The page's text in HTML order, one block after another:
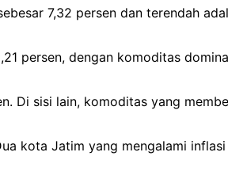
7,32 persen dan terendah
persen, dengan komoditas
Di sisi lain, komoditas yang
kota Jatim yang mengalami